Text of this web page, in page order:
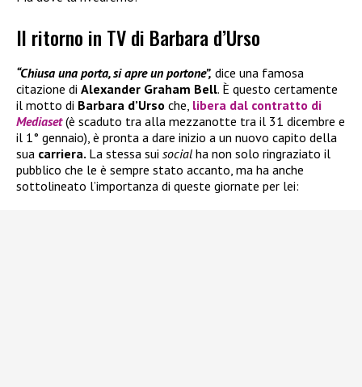
Il ritorno in TV di Barbara d’Urso
“Chiusa una porta, si apre un portone”, dice una famosa
citazione di Alexander Graham Bell. È questo certamente
il motto di Barbara d’Urso che, libera dal contratto di
Mediaset (è scaduto tra alla mezzanotte tra il 31 dicembre e
il 1° gennaio), è pronta a dare inizio a un nuovo capito della
sua carriera. La stessa sui social ha non solo ringraziato il
pubblico che le è sempre stato accanto, ma ha anche
sottolineato l’importanza di queste giornate per lei: